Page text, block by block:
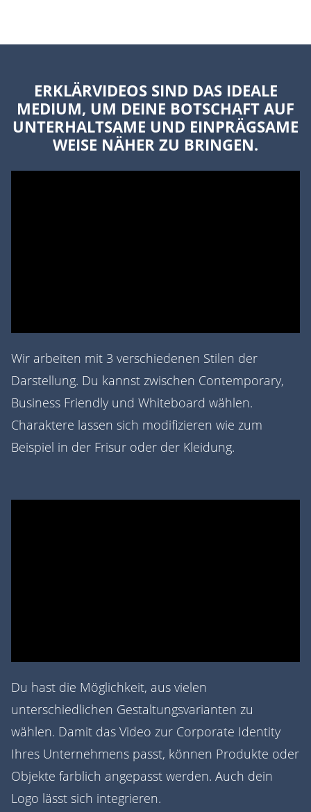
ERKLÄRVIDEOS SIND DAS IDEALE
MEDIUM, UM DEINE BOTSCHAFT AUF
UNTERHALTSAME UND EINPRÄGSAME
WEISE NÄHER ZU BRINGEN.
Wir arbeiten mit 3 verschiedenen Stilen der
Darstellung. Du kannst zwischen Contemporary,
Business Friendly und Whiteboard wählen.
Charaktere lassen sich modifizieren wie zum
Beispiel in der Frisur oder der Kleidung.
Du hast die Möglichkeit, aus vielen
unterschiedlichen Gestaltungsvarianten zu
wählen. Damit das Video zur Corporate Identity
Ihres Unternehmens passt, können Produkte oder
Objekte farblich angepasst werden. Auch dein
Logo lässt sich integrieren.